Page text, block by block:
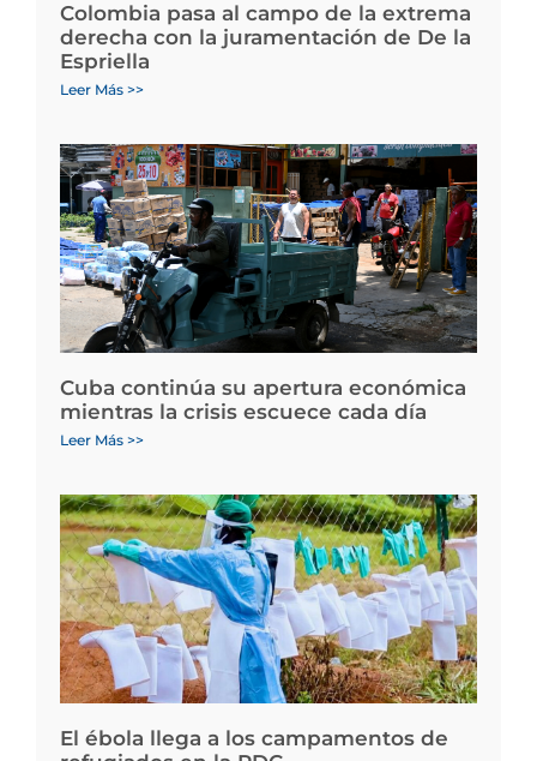
Colombia pasa al campo de la extrema
derecha con la juramentación de De la
Espriella
Leer Más >>
Cuba continúa su apertura económica
mientras la crisis escuece cada día
Leer Más >>
El ébola llega a los campamentos de